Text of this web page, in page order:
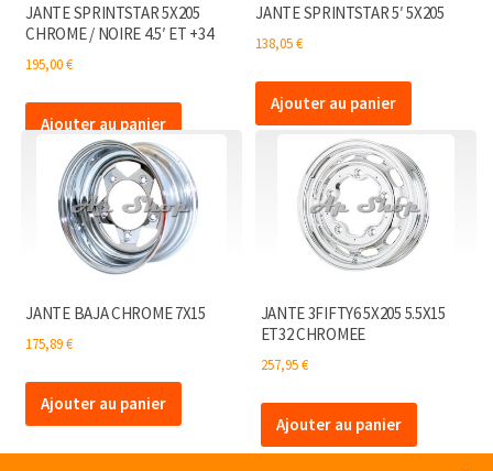
JANTE SPRINTSTAR 5X205
CHROME / NOIRE 4.5′ ET +34
195,00€
Ajouter au panier
JANTE SPRINTSTAR 5′ 5X205
138,05€
Ajouter au panier
JANTE BAJA CHROME 7X15
175,89€
Ajouter au panier
JANTE 3FIFTY6 5X205 5.5X15
ET32 CHROMEE
257,95€
Ajouter au panier